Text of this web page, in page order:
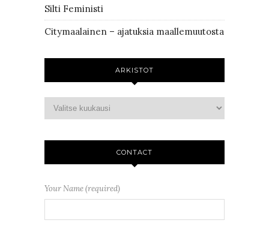
Silti Feministi
Citymaalainen – ajatuksia maallemuutosta
ARKISTOT
CONTACT
Your Name (required)